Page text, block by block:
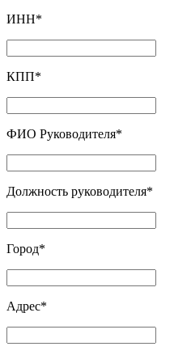
ИНН*
КПП*
ФИО Руководителя*
Должность руководителя*
Город*
Адрес*